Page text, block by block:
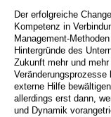
Der erfolgreiche
Kompetenz in
Management-
Hintergründe des
Zukunft mehr und
externe Hilfe
allerdings erst dann,
und Dynamik